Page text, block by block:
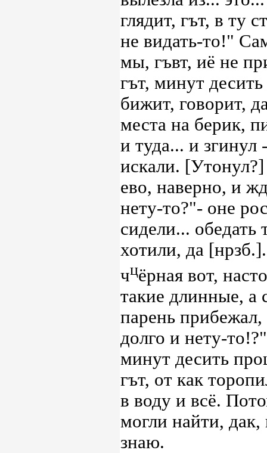
глядит, гът, в ту
не видать-то!"
мы, гъвт, иё не
гът, минут
бижит, говорит,
места на берик,
и туда... и
искали.
ево, наверно, и
нету-то?"- оне
сидели... обедать
хотили, да
чцёрная вот,
такие длинные, а
парень
долго и нету-
минут десить
гът, от как
в воду и всё.
могли найти,
знаю.